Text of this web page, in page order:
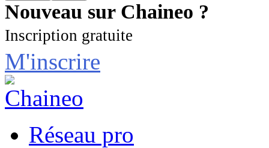
Nouveau sur Chaineo ?
Inscription gratuite
M'inscrire
Réseau pro